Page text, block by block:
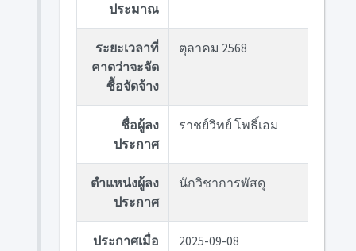
ประมาณ
ระยะเวลาที่
คาดว่าจะจัด
ซื้อจัดจ้าง
ตุลาคม 2568
ชื่อผู้ลง
ประกาศ
ราชย์วิทย์ โพธิ์เอม
ตำแหน่งผู้ลง
ประกาศ
นักวิชาการพัสดุ
ประกาศเมื่อ
2025-09-08